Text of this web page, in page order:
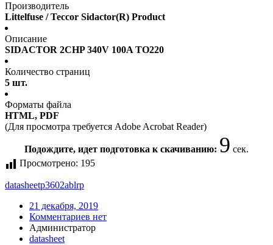
Производитель
Littelfuse / Teccor Sidactor(R) Product
Описание
SIDACTOR 2CHP 340V 100A TO220
Количество страниц
5 шт.
Форматы файла
HTML, PDF
(Для просмотра требуется Adobe Acrobat Reader)
Подождите, идет подготовка к скачиванию: 9 сек.
Просмотрено: 195
datasheetp3602ablrp
21 декабря, 2019
Комментариев нет
Администратор
datasheet